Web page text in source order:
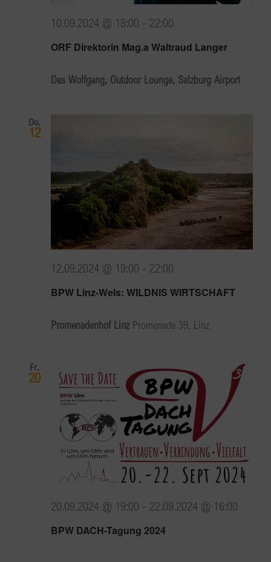
ORF Direktorin Mag.a Waltraud Langer
10.09.2024 @ 18:00 - 22:00
Das Wolfgang, Outdoor Lounge, Salzburg Airport
Do.
12
BPW Linz-Wels: WILDNIS WIRTSCHAFT
12.09.2024 @ 19:00 - 22:00
Promenadenhof Linz Promenade 39, Linz
Fr.
20
BPW DACH-Tagung 2024
20.09.2024 @ 19:00 - 22.09.2024 @ 16:00